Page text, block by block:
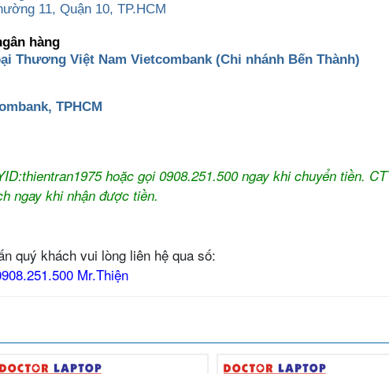
11, Quận 10, TP.HCM
hàng
Thương Việt Nam Vietcombank (Chi nhánh Bến Thành)
TPHCM
hoặc gọi 0908.251.500 ngay khi chuyển tiền.
ngay khi nhận được tiền.
quý khách vui lòng liên hệ qua số:
Mr.Thiện